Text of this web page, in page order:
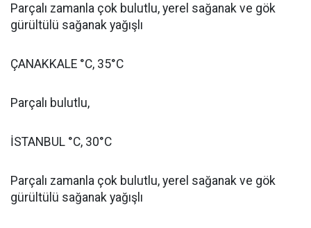
Parçalı zamanla çok bulutlu, yerel sağanak ve gök
gürültülü sağanak yağışlı
ÇANAKKALE °C, 35°C
Parçalı bulutlu,
İSTANBUL °C, 30°C
Parçalı zamanla çok bulutlu, yerel sağanak ve gök
gürültülü sağanak yağışlı